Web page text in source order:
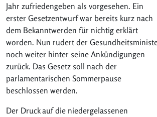
Jahr zufriedengeben als vorgesehen. Ein
erster Gesetzentwurf war bereits kurz nach
dem Bekanntwerden für nichtig erklärt
worden. Nun rudert der
noch weiter hinter seine Ankündigungen
zurück. Das Gesetz soll nach der
parlamentarischen Sommerpause
beschlossen werden.
Der Druck auf die niedergelassenen